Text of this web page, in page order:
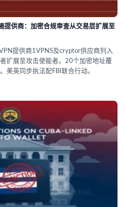
提供商：加密合规审查从交易层扩展至
提供商1VPNS及cryptor供应商列入
扩展至攻击使能者。20个加密地址覆
美英同步执法配FBI联合行动。